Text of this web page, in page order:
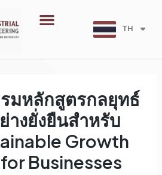
Menu
TH
EN
มหลักสูตรกลยุทธ์
างยั่งยืนสำหรับ
Growth
Businesses